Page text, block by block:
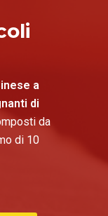
a
di
da
di 10